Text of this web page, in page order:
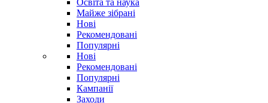
Освіта та наука
Майже зібрані
Нові
Рекомендовані
Популярні
Нові
Рекомендовані
Популярні
Кампанії
Заходи